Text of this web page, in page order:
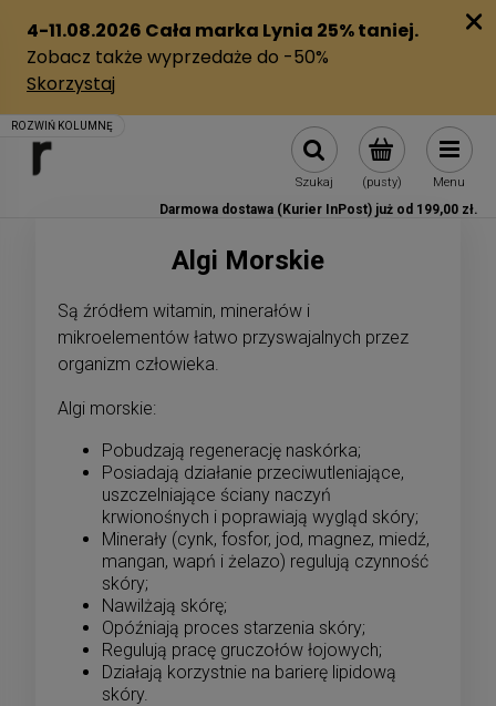
(pusty)
Szukaj Menu
Darmowa dostawa (Kurier InPost) już od 199,00 zł.
Algi Morskie
Są źródłem witamin, minerałów i
mikroelementów łatwo przyswajalnych przez
organizm człowieka.
Algi morskie:
Pobudzają regenerację naskórka;
Posiadają działanie przeciwutleniające,
uszczelniające ściany naczyń
krwionośnych i poprawiają wygląd skóry;
Minerały (cynk, fosfor, jod, magnez, miedź,
mangan, wapń i żelazo) regulują czynność
skóry;
Nawilżają skórę;
Opóźniają proces starzenia skóry;
Regulują pracę gruczołów łojowych;
Działają korzystnie na barierę lipidową
skóry.